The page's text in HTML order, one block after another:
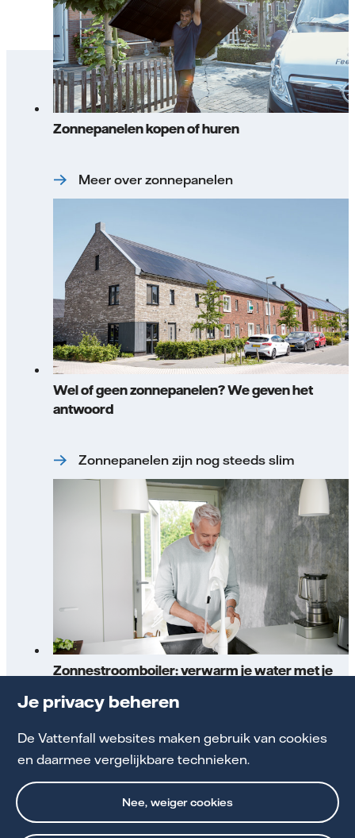
Je privacy beheren
De Vattenfall websites maken gebruik van cookies
en daarmee vergelijkbare technieken.
Nee, weiger cookies
Zonnepanelen kopen of huren
Meer over zonnepanelen
Wel of geen zonnepanelen? We geven het
antwoord
Zonnepanelen zijn nog steeds slim
Zonnestroomboiler: verwarm je water met je
Ontdek de voordelen